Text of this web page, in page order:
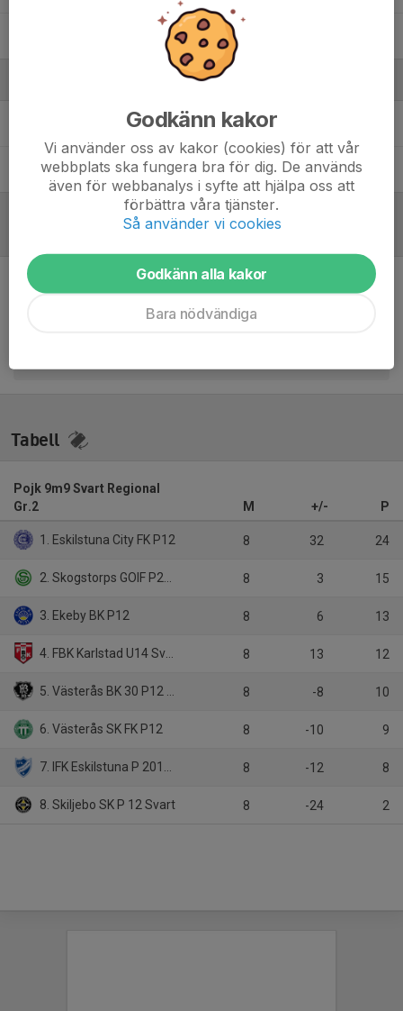
Henrik ArnengTränare
Martin ÅhsTränare
Inget referat skrivet
Tabell
Pojk 9m9 Svart Regional
Gr.2
M +/- P
1. Eskilstuna City FK P12 8 32 24
2. Skogstorps GOIF P2012 svart 8 3 15
3. Ekeby BK P12 8 6 13
4. FBK Karlstad U14 Svart 8 13 12
5. Västerås BK 30 P12 SVART 8 -8 10
6. Västerås SK FK P12 8 -10 9
7. IFK Eskilstuna P 2012 Vit 8 -12 8
8. Skiljebo SK P 12 Svart 8 -24 2
Godkänn kakor
Vi använder oss av kakor (cookies) för att vår
webbplats ska fungera bra för dig. De används
även för webbanalys i syfte att hjälpa oss att
förbättra våra tjänster.
Så använder vi cookies
Godkänn alla kakor
Bara nödvändiga